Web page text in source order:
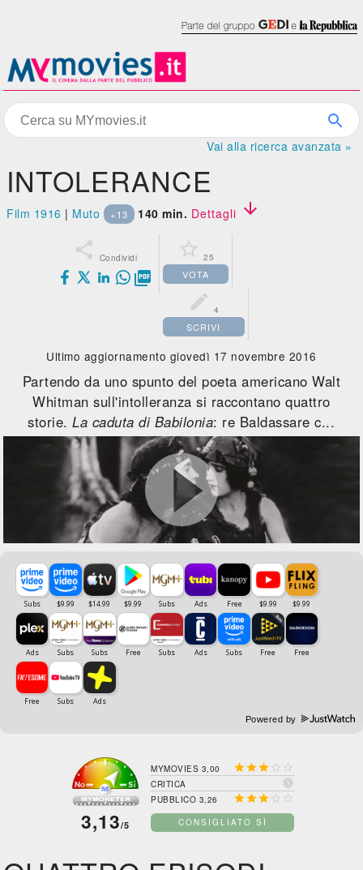
Vai alla ricerca avanzata »
INTOLERANCE
Film 1916 | Muto +13 140 min. Dettagli 
 Condividi

 25
VOTA
 4
SCRIVI
Ultimo aggiornamento giovedì 17 novembre 2016
Partendo da uno spunto del poeta americano Walt
Whitman sull'intolleranza si raccontano quattro
storie. La caduta di Babilonia: re Baldassare c...
Powered by
3,13/5
MYMOVIES 3,00   
CRITICA 
PUBBLICO 3,26   
CONSIGLIATO SÌ